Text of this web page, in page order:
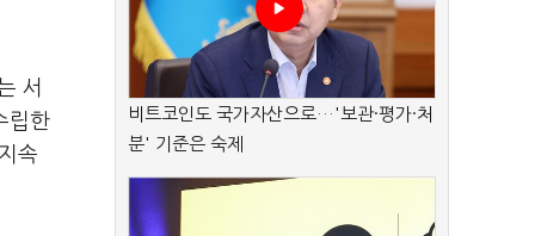
서
립한
속
비트코인도 국가자산으로…'보관·평가·처
분' 기준은 숙제